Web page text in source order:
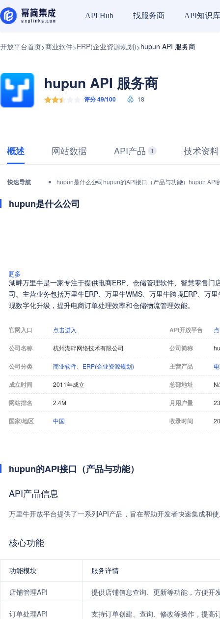
API Hub 找服务商 API知识库
开放平台首页>商业软件>ERP(企业资源规划)>hupun API 服务商
hupun API 服务商
评分 49/100 18
概述 网站数据 API产品 1 技术资料
快速导航 hupun是什么公司hupun的API接口（产品与功能） hupun API
hupun是什么公司
更多
湖畔万里牛是一家专注于提供电商ERP、仓储管理软件、智慧零售门
司。主营业务包括万里牛ERP、万里牛WMS、万里牛跨境ERP、万
现数字化升级，提升电商订单处理效率和仓储物流管理效能。
官网入口 点击进入 API开放平台
公司名称 杭州湖畔网络技术有限公司 公司简称
公司分类 商业软件 ERP(企业资源规划) 主营产品
成立时间 2011年成立 总部地址
网站排名 2.4M 月用户量
国家/地区 中国 收录时间
hupun的API接口（产品与功能）
API产品信息
万里牛开放平台提供了一系列API产品，旨在帮助开发者快速集成和
核心功能
功能模块 服务详情
店铺管理API 提供店铺信息查询、更新等功能，方便开
订单处理API 支持订单创建、查询、修改等操作，提高